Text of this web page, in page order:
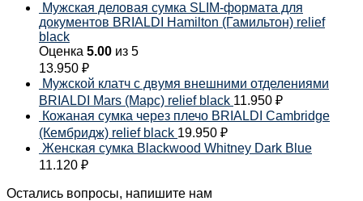
Мужская деловая сумка SLIM-формата для
документов BRIALDI Hamilton (Гамильтон) relief
black
Оценка 5.00 из 5
13.950 ₽
Мужской клатч с двумя внешними отделениями
BRIALDI Mars (Марс) relief black 11.950 ₽
Кожаная сумка через плечо BRIALDI Cambridge
(Кембридж) relief black 19.950 ₽
Женская сумка Blackwood Whitney Dark Blue
11.120 ₽
Остались вопросы, напишите нам